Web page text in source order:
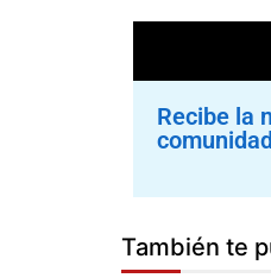
Recibe la
También te